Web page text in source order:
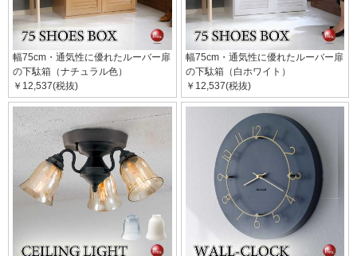
幅75cm・通気性に優れたルーバー扉
の下駄箱（ナチュラル色）
￥12,537(税抜)
幅75cm・通気性に優れたルーバー扉
の下駄箱（白ホワイト）
￥12,537(税抜)